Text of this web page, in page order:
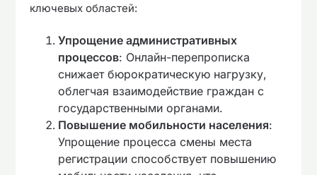
ключевых областей:
Упрощение административных
процессов: Онлайн-перепрописка
снижает бюрократическую нагрузку,
облегчая взаимодействие граждан с
государственными органами.
Повышение мобильности населения:
Упрощение процесса смены места
регистрации способствует повышению